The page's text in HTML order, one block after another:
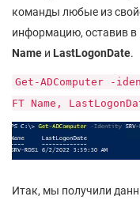
команды любые из
информацию, оставив в
Name и LastLogonDate.
Get-ADComputer -
FT Name,
Итак, мы получили